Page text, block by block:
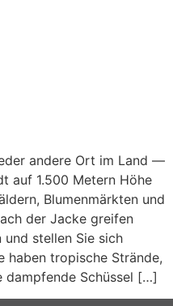
andere Ort im Land —
auf 1.500 Metern Höhe
Blumenmärkten und
der Jacke greifen
und stellen Sie sich
haben tropische Strände,
dampfende Schüssel […]